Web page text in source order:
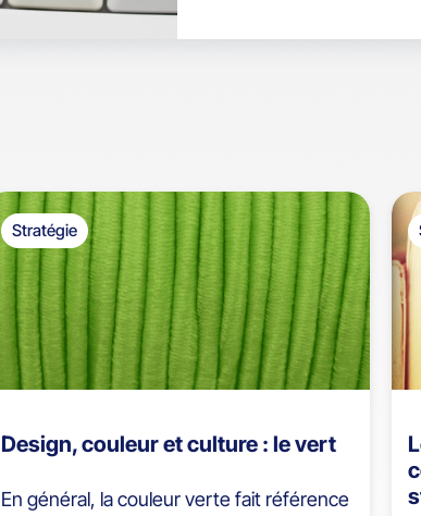
Stratégie
Design, couleur et culture : le vert
En général, la couleur verte fait référence